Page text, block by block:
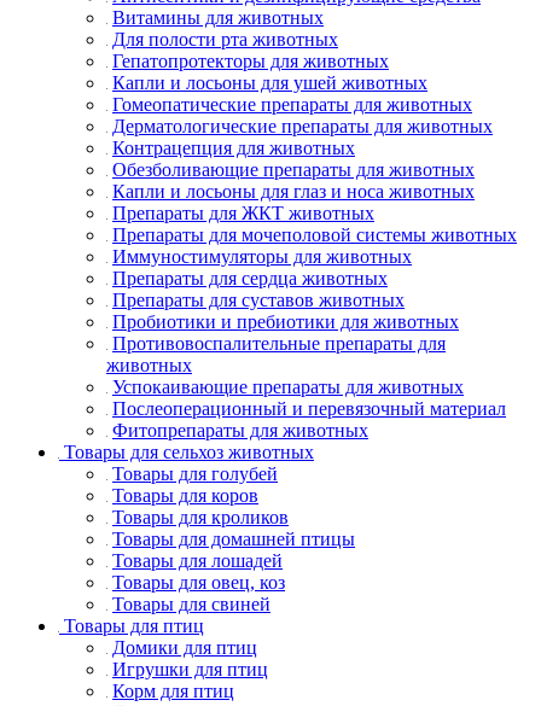
Витамины для животных
Для полости рта животных
Гепатопротекторы для животных
Капли и лосьоны для ушей животных
Гомеопатические препараты для животных
Дерматологические препараты для животных
Контрацепция для животных
Обезболивающие препараты для животных
Капли и лосьоны для глаз и носа животных
Препараты для ЖКТ животных
Препараты для мочеполовой системы животных
Иммуностимуляторы для животных
Препараты для сердца животных
Препараты для суставов животных
Пробиотики и пребиотики для животных
Противовоспалительные препараты для
животных
Успокаивающие препараты для животных
Послеоперационный и перевязочный материал
Фитопрепараты для животных
Товары для сельхоз животных
Товары для голубей
Товары для коров
Товары для кроликов
Товары для домашней птицы
Товары для лошадей
Товары для овец, коз
Товары для свиней
Товары для птиц
Домики для птиц
Игрушки для птиц
Корм для птиц